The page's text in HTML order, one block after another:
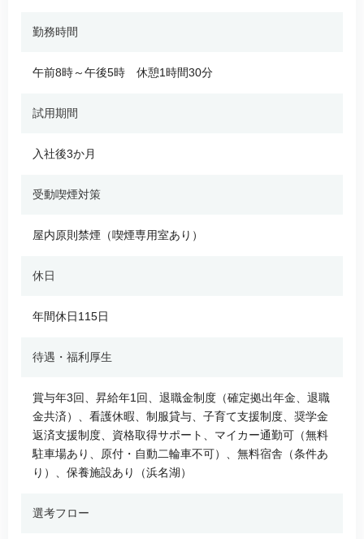
勤務時間
午前8時～午後5時 休憩1時間30分
試用期間
入社後3か月
受動喫煙対策
屋内原則禁煙（喫煙専用室あり）
休日
年間休日115日
待遇・福利厚生
賞与年3回、昇給年1回、退職金制度（確定拠出年金、退職
金共済）、看護休暇、制服貸与、子育て支援制度、奨学金
返済支援制度、資格取得サポート、マイカー通勤可（無料
駐車場あり、原付・自動二輪車不可）、無料宿舎（条件あ
り）、保養施設あり（浜名湖）
選考フロー